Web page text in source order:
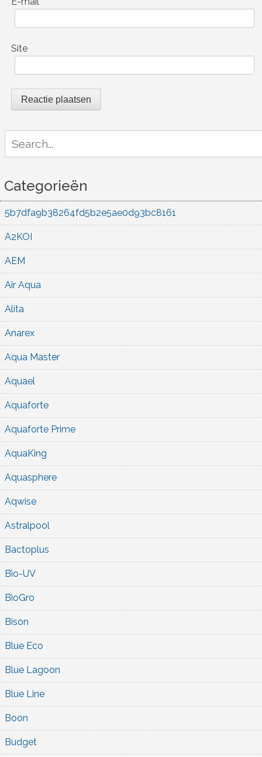
Site
for:
Categorieën
5b7dfa9b38264fd5b2e5ae0d93bc8161
A2KOI
AEM
Air Aqua
Alita
Anarex
Aqua Master
Aquael
Aquaforte
Aquaforte Prime
AquaKing
Aquasphere
Aqwise
Astralpool
Bactoplus
Bio-UV
BioGro
Bison
Blue Eco
Blue Lagoon
Blue Line
Boon
Budget